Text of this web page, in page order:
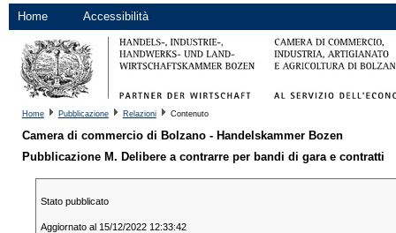
Home Accessibilità
Home Pubblicazione Relazioni Contenuto
Camera di commercio di Bolzano - Handelskammer Bozen
Pubblicazione M. Delibere a contrarre per bandi di gara e contratti
Stato pubblicato
Aggiornato al 15/12/2022 12:33:42